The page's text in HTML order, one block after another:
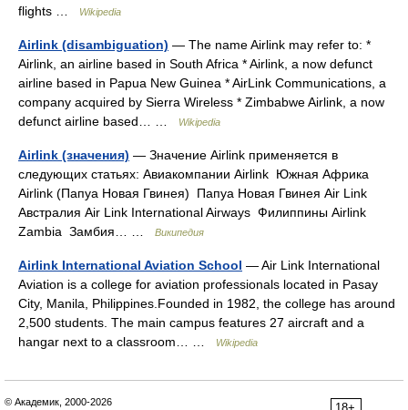
flights …
Wikipedia
Airlink (disambiguation) — The name Airlink may refer to: *
Airlink, an airline based in South Africa * Airlink, a now defunct
airline based in Papua New Guinea * AirLink Communications, a
company acquired by Sierra Wireless * Zimbabwe Airlink, a now
defunct airline based… …
Wikipedia
Airlink (значения) — Значение Airlink применяется в
следующих статьях: Авиакомпании Airlink Южная Африка
Airlink (Папуа Новая Гвинея) Папуа Новая Гвинея Air Link
Австралия Air Link International Airways Филиппины Airlink
Zambia Замбия… …
Википедия
Airlink International Aviation School — Air Link International
Aviation is a college for aviation professionals located in Pasay
City, Manila, Philippines.Founded in 1982, the college has around
2,500 students. The main campus features 27 aircraft and a
hangar next to a classroom… …
Wikipedia
© Академик, 2000-2026